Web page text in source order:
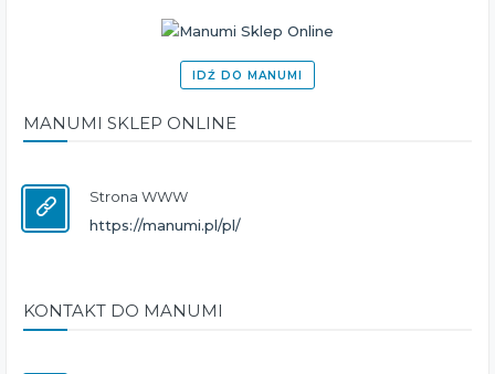
IDŹ DO MANUMI
MANUMI SKLEP ONLINE
Strona WWW
https://manumi.pl/pl/
KONTAKT DO MANUMI